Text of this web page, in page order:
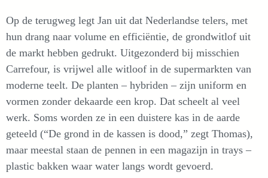
Op de terugweg legt Jan uit dat Nederlandse telers, met
hun drang naar volume en efficiëntie, de grondwitlof uit
de markt hebben gedrukt. Uitgezonderd bij misschien
Carrefour, is vrijwel alle witloof in de supermarkten van
moderne teelt. De planten – hybriden – zijn uniform en
vormen zonder dekaarde een krop. Dat scheelt al veel
werk. Soms worden ze in een duistere kas in de aarde
geteeld (“De grond in de kassen is dood,” zegt Thomas),
maar meestal staan de pennen in een magazijn in trays –
plastic bakken waar water langs wordt gevoerd.